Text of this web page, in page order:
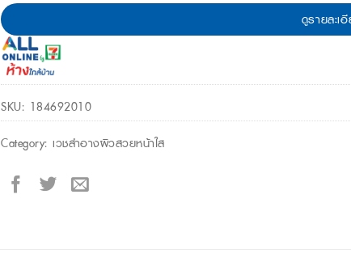
ดูรายละเ
SKU: 184692010
Category: เวชสำอางผิวสวยหน้าใส